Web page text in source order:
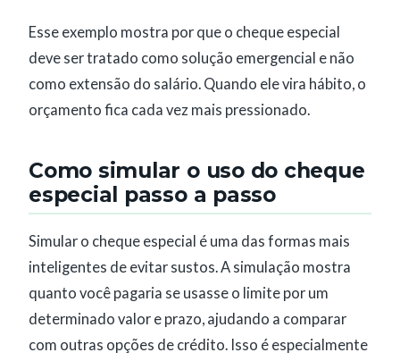
Esse exemplo mostra por que o cheque especial
deve ser tratado como solução emergencial e não
como extensão do salário. Quando ele vira hábito, o
orçamento fica cada vez mais pressionado.
Como simular o uso do cheque
especial passo a passo
Simular o cheque especial é uma das formas mais
inteligentes de evitar sustos. A simulação mostra
quanto você pagaria se usasse o limite por um
determinado valor e prazo, ajudando a comparar
com outras opções de crédito. Isso é especialmente